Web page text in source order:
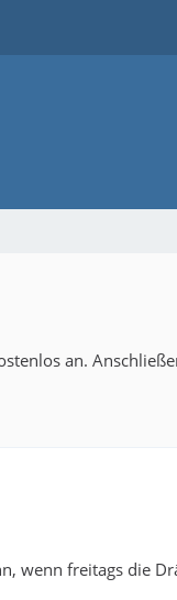
an.
wenn freitags die